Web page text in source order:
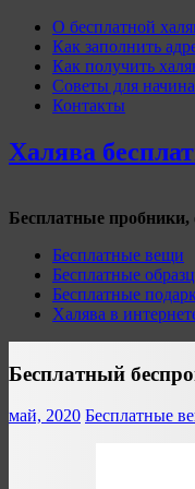
О бесплатной
Как заполнить
Как получить
Советы для
Контакты
Халява
Бесплатные
Бесплатные вещи
Бесплатные
Бесплатные
Халява в
Бесплатный
май, 2020 Бесплатные